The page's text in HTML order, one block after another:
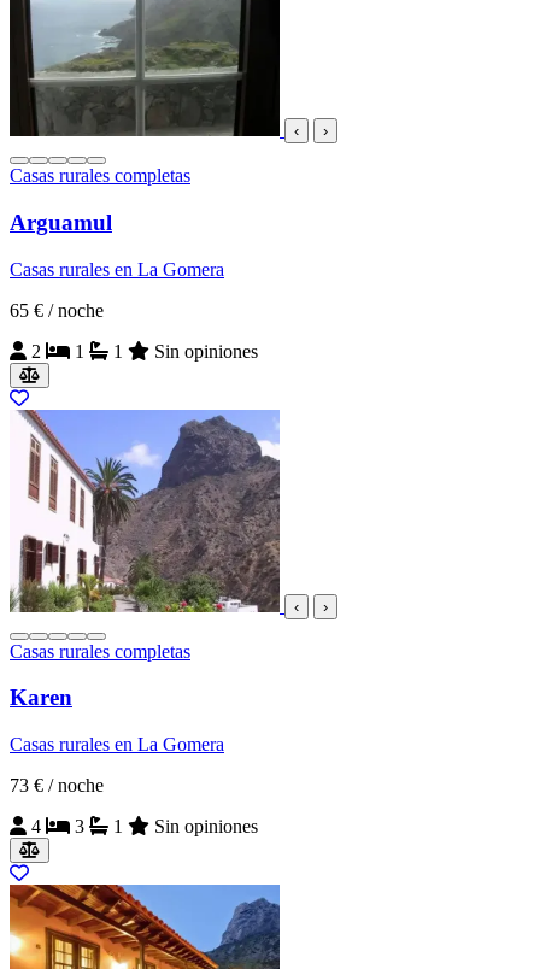
‹ ›
Casas rurales completas
Arguamul
Casas rurales en La Gomera
65 € / noche
2
1 1 Sin opiniones
‹ ›
Casas rurales completas
Karen
Casas rurales en La Gomera
73 € / noche
4
3 1 Sin opiniones